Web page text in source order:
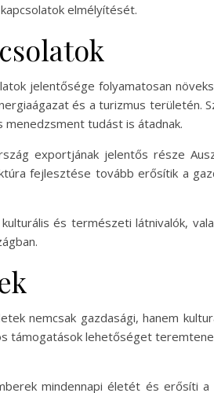
elmélyítését.
jelentősége folyamatosan
és a turizmus területén.
menedzsment tudást is átadnak.
exportjának jelentős része
fejlesztése tovább erősítik a
és természeti látnivalók,
nemcsak gazdasági, hanem
támogatások lehetőséget
mindennapi életét és erősíti a